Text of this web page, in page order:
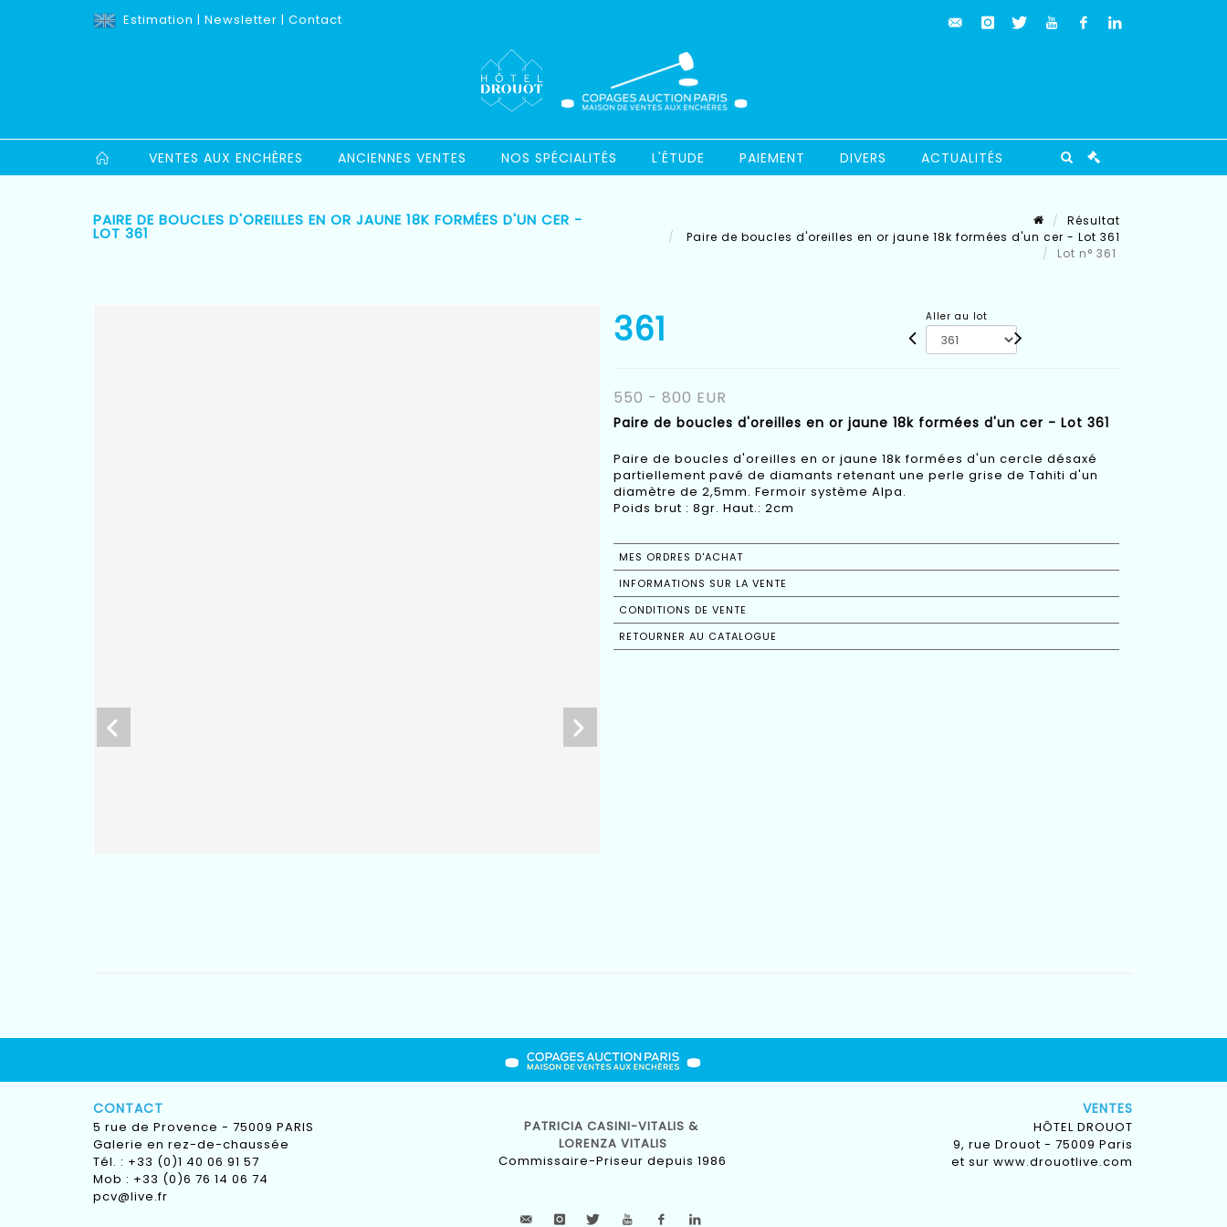
Estimation | Newsletter | Contact
VENTES AUX ENCHÈRES ANCIENNES VENTES NOS SPÉCIALITÉS L'ÉTUDE PAIEMENT DIVERS ACTUALITÉS
PAIRE DE BOUCLES D'OREILLES EN OR JAUNE 18K FORMÉES D'UN CER -
LOT 361
Résultat
Paire de boucles d'oreilles en or jaune 18k formées d'un cer - Lot 361
Lot n° 361
361 Aller au lot
550 - 800 EUR
Paire de boucles d'oreilles en or jaune 18k formées d'un cer - Lot 361
Paire de boucles d'oreilles en or jaune 18k formées d'un cercle désaxé
partiellement pavé de diamants retenant une perle grise de Tahiti d'un
diamètre de 2,5mm. Fermoir système Alpa.
Poids brut : 8gr. Haut.: 2cm
MES ORDRES D'ACHAT
INFORMATIONS SUR LA VENTE
CONDITIONS DE VENTE
RETOURNER AU CATALOGUE
CONTACT
5 rue de Provence - 75009 PARIS
Galerie en rez-de-chaussée
Tél. : +33 (0)1 40 06 91 57
Mob : +33 (0)6 76 14 06 74
pcv@live.fr
PATRICIA CASINI-VITALIS &
LORENZA VITALIS
Commissaire-Priseur depuis 1986
VENTES
HÔTEL DROUOT
9, rue Drouot - 75009 Paris
et sur www.drouotlive.com